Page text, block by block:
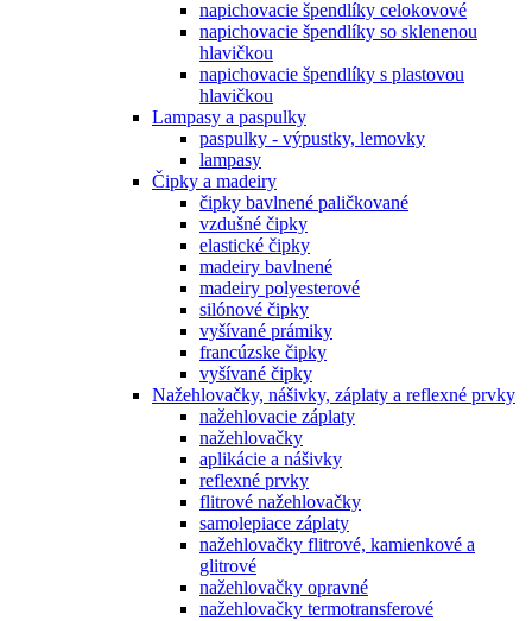
napichovacie špendlíky celokovové
napichovacie špendlíky so sklenenou
hlavičkou
napichovacie špendlíky s plastovou
hlavičkou
Lampasy a paspulky
paspulky - výpustky, lemovky
lampasy
Čipky a madeiry
čipky bavlnené paličkované
vzdušné čipky
elastické čipky
madeiry bavlnené
madeiry polyesterové
silónové čipky
vyšívané prámiky
francúzske čipky
vyšívané čipky
Nažehlovačky, nášivky, záplaty a reflexné prvky
nažehlovacie záplaty
nažehlovačky
aplikácie a nášivky
reflexné prvky
flitrové nažehlovačky
samolepiace záplaty
nažehlovačky flitrové, kamienkové a
glitrové
nažehlovačky opravné
nažehlovačky termotransferové